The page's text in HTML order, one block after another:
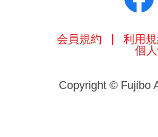
会員規約 利用
個
Copyright © Fujibo